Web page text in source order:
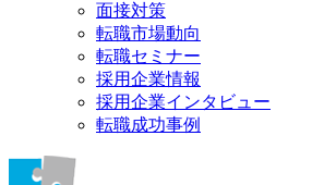
面接対策
転職市場動向
転職セミナー
採用企業情報
採用企業インタビュー
転職成功事例